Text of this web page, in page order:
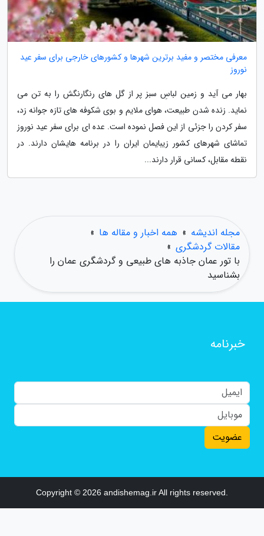
معرفی مختصر و مفید برترین شهرها و کشورهای خارجی برای سفر عید
نوروز
بهار می آید و زمین لباسِ سبز پر از گل های رنگارنگش را به تن می
نماید. زنده شدن طبیعت، هوای ملایم و بوی شکوفه های تازه جوانه زد،
سفر کردن را جزئی از این فصل نموده است. عده ای برای سفر عید نوروز
تماشای شهرهای کشور زیبایمان ایران را در برنامه هایشان دارند. در
نقطه مقابل، کسانی قرار دارند...
مجله اندیشه » همه اخبار و مقاله ها »
مقالات گردشگری »
با تور عمان جاذبه های طبیعی و گردشگری عمان را
بشناسید
خبرنامه
عضویت
Copyright © 2026 andishemag.ir All rights reserved.